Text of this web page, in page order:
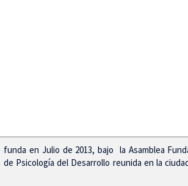
funda en Julio de 2013, bajo la Asamblea
de Psicología del Desarrollo reunida en la